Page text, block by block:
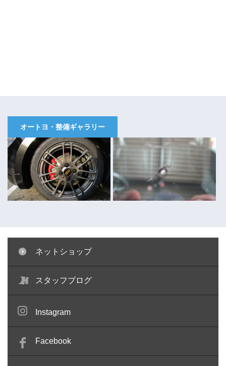
オートヨ・整備ギャラリー
キャリパー塗装 ～コペン～
ネットショップ
スタッフブログ
Instagram
Facebook